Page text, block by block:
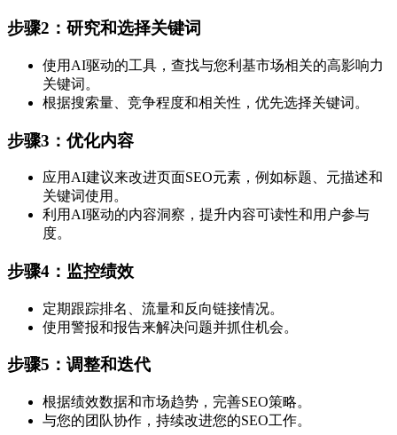
步骤2：研究和选择关键词
使用AI驱动的工具，查找与您利基市场相关的高影响力
关键词。
根据搜索量、竞争程度和相关性，优先选择关键词。
步骤3：优化内容
应用AI建议来改进页面SEO元素，例如标题、元描述和
关键词使用。
利用AI驱动的内容洞察，提升内容可读性和用户参与
度。
步骤4：监控绩效
定期跟踪排名、流量和反向链接情况。
使用警报和报告来解决问题并抓住机会。
步骤5：调整和迭代
根据绩效数据和市场趋势，完善SEO策略。
与您的团队协作，持续改进您的SEO工作。